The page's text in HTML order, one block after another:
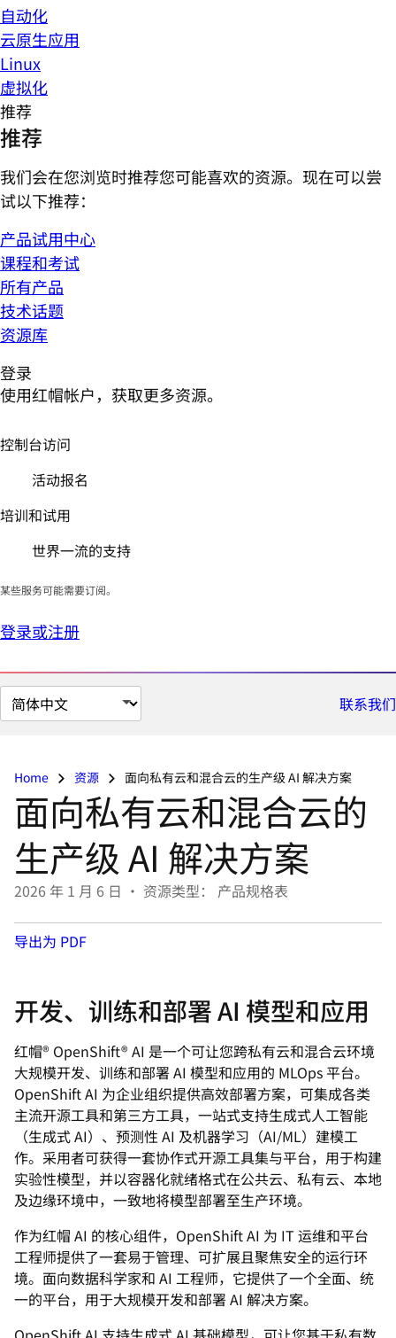
自动化
云原生应用
Linux
虚拟化
推荐
推荐
我们会在您浏览时推荐您可能喜欢的资源。现在可以尝
试以下推荐：
产品试用中心
课程和考试
所有产品
技术话题
资源库
登录
使用红帽帐户，获取更多资源。
控制台访问
活动报名
培训和试用
世界一流的支持
某些服务可能需要订阅。
登录或注册
切
换
面
联系我们
Home 资源 面向私有云和混合云的生产级 AI 解决方案
面向私有云和混合云的
生产级 AI 解决方案
2026 年 1 月 6 日 • 资源类型： 产品规格表
导出为 PDF
开发、训练和部署 AI 模型和应用
红帽® OpenShift® AI 是一个可让您跨私有云和混合云环境
大规模开发、训练和部署 AI 模型和应用的 MLOps 平台。
OpenShift AI 为企业组织提供高效部署方案，可集成各类
主流开源工具和第三方工具，一站式支持生成式人工智能
（生成式 AI）、预测性 AI 及机器学习（AI/ML）建模工
作。采用者可获得一套协作式开源工具集与平台，用于构建
实验性模型，并以容器化就绪格式在公共云、私有云、本地
及边缘环境中，一致地将模型部署至生产环境。
作为红帽 AI 的核心组件，OpenShift AI 为 IT 运维和平台
工程师提供了一套易于管理、可扩展且聚焦安全的运行环
境。面向数据科学家和 AI 工程师，它提供了一个全面、统
一的平台，用于大规模开发和部署 AI 解决方案。